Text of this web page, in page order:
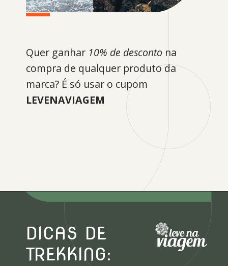
Quer ganhar 10% de desconto na
compra de qualquer produto da
marca? É só usar o cupom
LEVENAVIAGEM
DICAS DE
TREKKING: